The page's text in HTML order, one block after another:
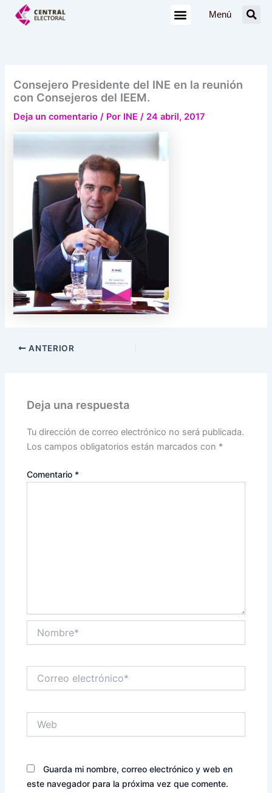
Menú
Consejero Presidente del INE en la reunión
con Consejeros del IEEM.
Deja un comentario / Por INE/ 24 abril, 2017
ANTERIOR
Deja una respuesta
Tu dirección de correo electrónico no será publicada.
Los campos obligatorios están marcados con *
Comentario *
electrónico*
Guarda mi nombre, correo electrónico y web en
este navegador para la próxima vez que comente.